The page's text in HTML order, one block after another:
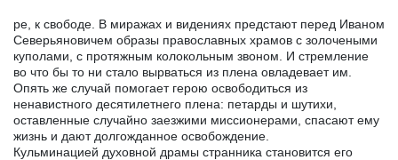
ре, к свободе. В миражах и видениях предстают перед Иваном
Северьяновичем образы православных храмов с золочеными
куполами, с протяжным колокольным звоном. И стремление
во что бы то ни стало вырваться из плена овладевает им.
Опять же случай помогает герою освободиться из
ненавистного десятилетнего плена: петарды и шутихи,
оставленные случайно заезжими миссионерами, спасают ему
жизнь и дают долгожданное освобождение.
Кульминацией духовной драмы странника становится его